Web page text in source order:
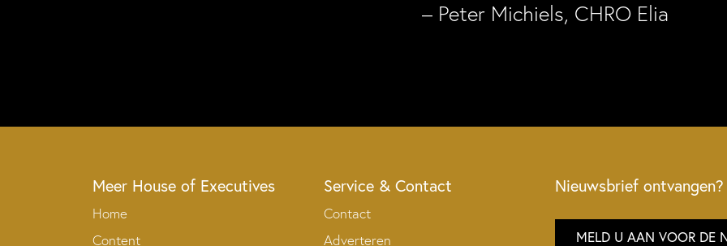
– Peter Michiels, CHRO Elia
Meer House of Executives
Home
Content
Service & Contact
Contact
Adverteren
Nieuwsbrief ontvangen?
MELD U AAN VOOR DE